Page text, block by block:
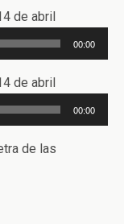
de abril
00:00
de abril
00:00
de las